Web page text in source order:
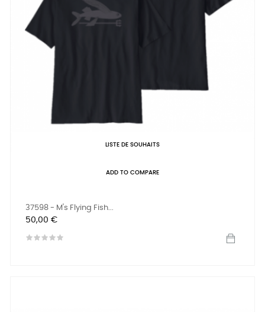
LISTE DE SOUHAITS
ADD TO COMPARE
37598 - M's Flying Fish...
Prix
50,00 €